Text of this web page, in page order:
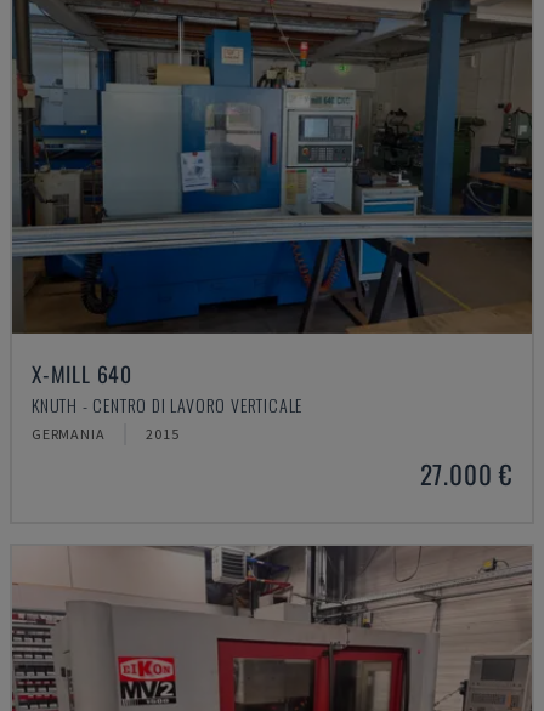
X-MILL 640
KNUTH - CENTRO DI LAVORO VERTICALE
GERMANIA 2015
27.000 €